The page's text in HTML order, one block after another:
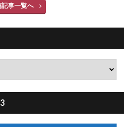
記事一覧へ